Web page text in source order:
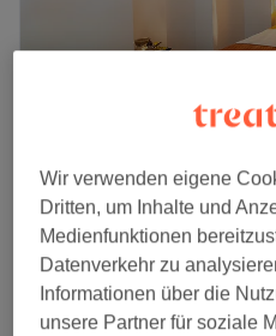
4,8
3890
Schwabing, München
Thai-Öl Massage
1 Std. - 2 Std.
Die Prinzessin -
Wir verwenden eigene
Dritten, um Inhalte und
Medienfunktionen
Datenverkehr zu
Informationen über die
unsere Partner für soziale